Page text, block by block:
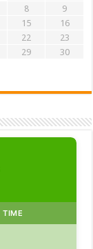
8
9
15
16
22
23
29
30
TIME